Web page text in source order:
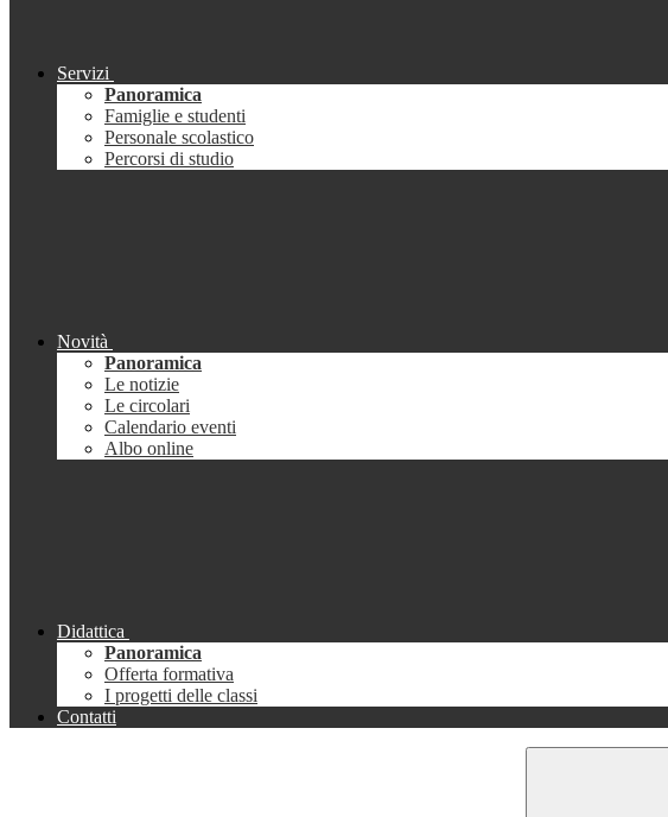
Servizi
Panoramica
Famiglie e studenti
Personale scolastico
Percorsi di studio
Novità
Panoramica
Le notizie
Le circolari
Calendario eventi
Albo online
Didattica
Panoramica
Offerta formativa
I progetti delle classi
Contatti